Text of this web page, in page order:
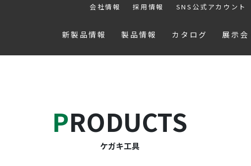
会社情報 採用情報 SNS公式アカウント
新製品情報 製品情報 カタログ 展示会
PRODUCTS
ケガキ工具